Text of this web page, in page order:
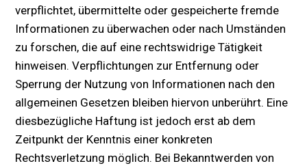
verpflichtet, übermittelte oder gespeicherte fremde
Informationen zu überwachen oder nach Umständen
zu forschen, die auf eine rechtswidrige Tätigkeit
hinweisen. Verpflichtungen zur Entfernung oder
Sperrung der Nutzung von Informationen nach den
allgemeinen Gesetzen bleiben hiervon unberührt. Eine
diesbezügliche Haftung ist jedoch erst ab dem
Zeitpunkt der Kenntnis einer konkreten
Rechtsverletzung möglich. Bei Bekanntwerden von